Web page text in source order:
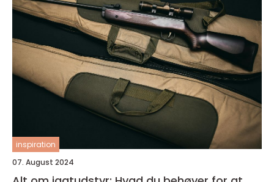
inspiration
07. August 2024